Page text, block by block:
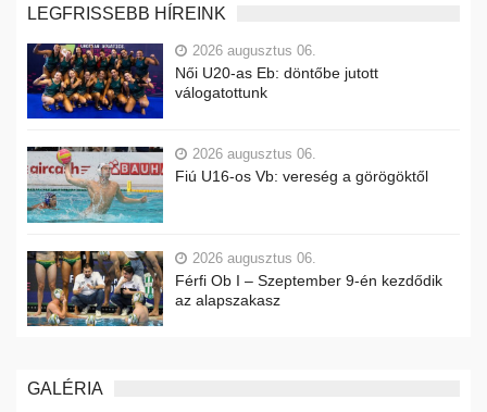
LEGFRISSEBB HÍREINK
2026 augusztus 06.
Női U20-as Eb: döntőbe jutott
válogatottunk
2026 augusztus 06.
Fiú U16-os Vb: vereség a görögöktől
2026 augusztus 06.
Férfi Ob I – Szeptember 9-én kezdődik
az alapszakasz
GALÉRIA